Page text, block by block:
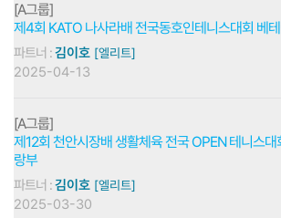
[A그룹]
제4회 KATO 나사라배 전국동호인테니스대회 베
파트너 :김이호 [엘리트]
2025-04-13
[A그룹]
제12회 천안시장배 생활체육 전국 OPEN 테니스대
랑부
파트너 :김이호 [엘리트]
2025-03-30